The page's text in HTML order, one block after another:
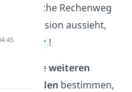
Rechenweg
aussieht,
dir
hier !
du dieweiteren
Nullstellen bestimmen,